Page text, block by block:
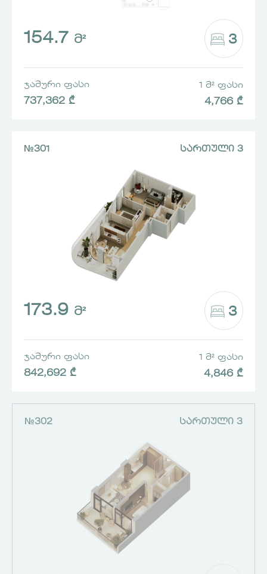
154.7 Მ² 3
ᲯᲐᲛᲣᲠᲘ ᲤᲐᲡᲘ
737,362 ₾
1 Მ² ᲤᲐᲡᲘ
4,766 ₾
№301 ᲡᲐᲠᲗᲣᲚᲘ 3
173.9 Მ² 3
ᲯᲐᲛᲣᲠᲘ ᲤᲐᲡᲘ
842,692 ₾
1 Მ² ᲤᲐᲡᲘ
4,846 ₾
№302 ᲡᲐᲠᲗᲣᲚᲘ 3